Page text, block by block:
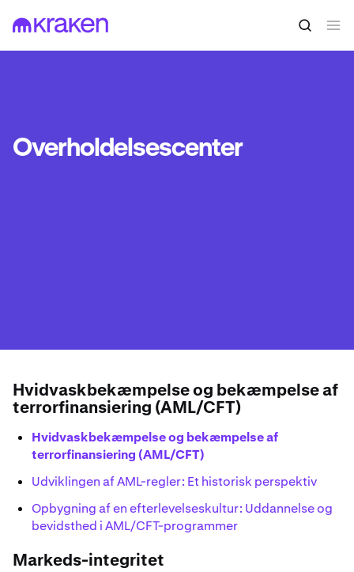
Overholdelsescenter
Hvidvaskbekæmpelse og bekæmpelse af
terrorfinansiering (AML/CFT)
Hvidvaskbekæmpelse og bekæmpelse af
terrorfinansiering (AML/CFT)
Udviklingen af AML-regler: Et historisk perspektiv
Opbygning af en efterlevelseskultur: Uddannelse og
bevidsthed i AML/CFT-programmer
Markeds-integritet